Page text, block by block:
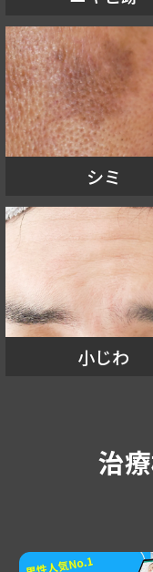
シミ
小じわ
治